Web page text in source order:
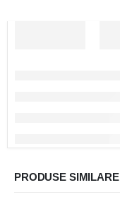
PRODUSE SIMILARE